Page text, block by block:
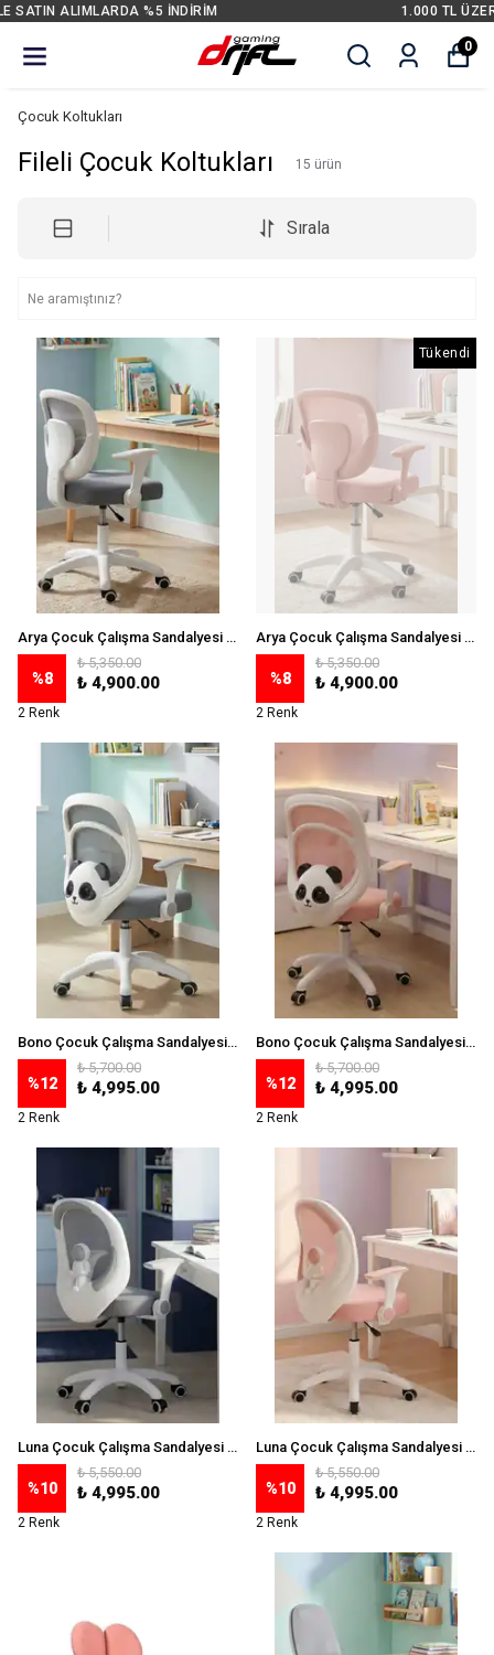
1.000 TL ÜZERİ ALIŞVERİŞLERDE ÜCRETSİZ KARGO
0
Çocuk Koltukları
Fileli Çocuk Koltukları 15 ürün
Sırala
Arya Çocuk Çalışma Sandalyesi - Gri
%8
₺ 5,350.00
₺ 4,900.00
2 Renk
Tükendi
Arya Çocuk Çalışma Sandalyesi - Pembe
%8
₺ 5,350.00
₺ 4,900.00
2 Renk
Bono Çocuk Çalışma Sandalyesi - Gri
%12
₺ 5,700.00
₺ 4,995.00
2 Renk
Bono Çocuk Çalışma Sandalyesi - Pembe
%12
₺ 5,700.00
₺ 4,995.00
2 Renk
Luna Çocuk Çalışma Sandalyesi - Gri
%10
₺ 5,550.00
₺ 4,995.00
2 Renk
Luna Çocuk Çalışma Sandalyesi - Pembe
%10
₺ 5,550.00
₺ 4,995.00
2 Renk